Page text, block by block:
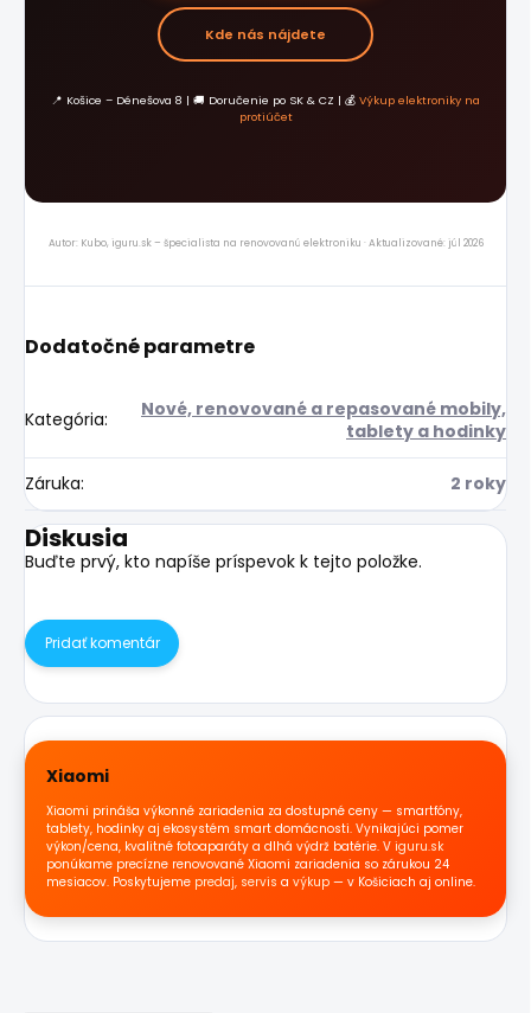
Kde nás nájdete
📍 Košice – Dénešova 8 | 🚚 Doručenie po SK & CZ | 💰 Výkup elektroniky na
protiúčet
Autor: Kubo, iguru.sk – špecialista na renovovanú elektroniku · Aktualizované: júl 2026
Dodatočné parametre
Kategória:
Nové, renovované a repasované mobily,
tablety a hodinky
Záruka: 2 roky
Diskusia
Buďte prvý, kto napíše príspevok k tejto položke.
Pridať komentár
Xiaomi
Xiaomi prináša výkonné zariadenia za dostupné ceny — smartfóny,
tablety, hodinky aj ekosystém smart domácnosti. Vynikajúci pomer
výkon/cena, kvalitné fotoaparáty a dlhá výdrž batérie. V iguru.sk
ponúkame precízne renovované Xiaomi zariadenia so zárukou 24
mesiacov. Poskytujeme predaj, servis a výkup— v Košiciach aj online.